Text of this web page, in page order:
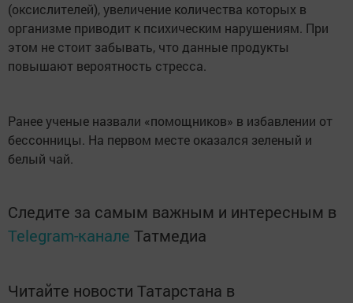
(оксислителей), увеличение количества которых в
организме приводит к психическим нарушениям. При
этом не стоит забывать, что данные продукты
повышают вероятность стресса.
Ранее ученые назвали «помощников» в избавлении от
бессонницы. На первом месте оказался зеленый и
белый чай.
Следите за самым важным и интересным в
Telegram-канале Татмедиа
Читайте новости Татарстана в